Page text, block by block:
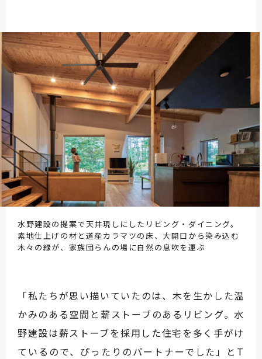
水野建設の提案で天井現しにしたリビング・ダイニング。
素地仕上げの材と道産カラマツの床、大開口から染み込む
木々の緑が、家族団らんの場に自然の息吹を運ぶ
「私たちが思い描いていたのは、木を生かした温
かみのある空間と薪ストーブのあるリビング。水
野建設は薪ストーブを採用した住宅を多く手がけ
ているので、ぴったりのパートナーでした」とT